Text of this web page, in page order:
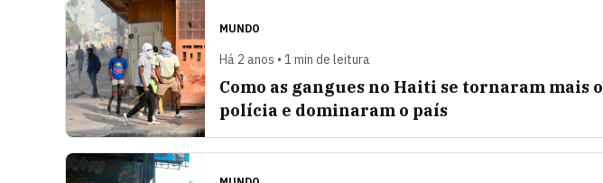
MUNDO
Há 2 anos • 1 min de leitura
Como as gangues no Haiti se tornaram mais
polícia e dominaram o país